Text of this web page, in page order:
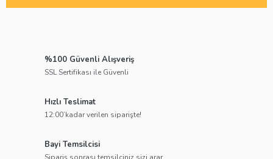
%100 Güvenli Alışveriş
SSL Sertifikası ile Güvenli
Hızlı Teslimat
12:00’kadar verilen siparişte!
Bayi Temsilcisi